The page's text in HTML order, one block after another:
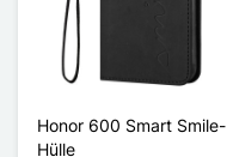
Honor 600 Smart Smile-
Hülle